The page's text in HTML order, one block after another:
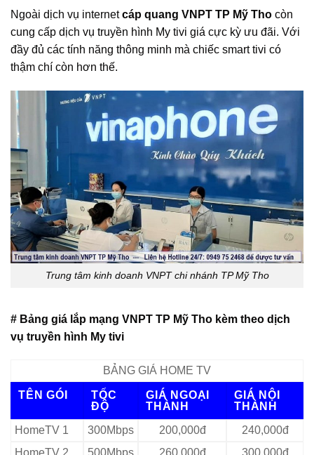
Ngoài dịch vụ internetcáp quang VNPT TP Mỹ Tho còn
cung cấp dịch vụ truyền hình My tivi giá cực kỳ ưu đãi. Với
đầy đủ các tính năng thông minh mà chiếc smart tivi có
thậm chí còn hơn thế.
Trung tâm kinh doanh VNPT chi nhánh TP Mỹ Tho
# Bảng giá lắp mạng VNPT TP Mỹ Tho kèm theo dịch
vụ truyền hình My tivi
BẢNG GIÁ HOME TV
TÊN GÓI
TỐC
ĐỘ
GIÁ NGOẠI
THÀNH
GIÁ NỘI
THÀNH
HomeTV 1
300Mbps 200,000đ
240,000đ